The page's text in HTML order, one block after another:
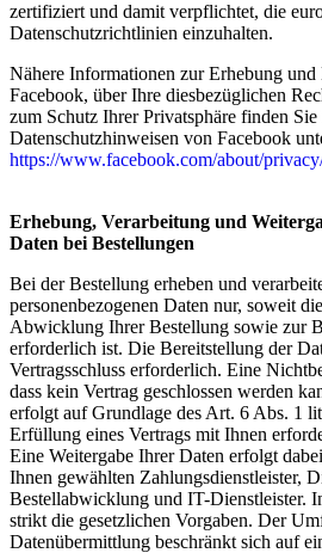
zertifiziert und damit verpflichtet, die
Datenschutzrichtlinien einzuhalten.
Nähere Informationen zur Erhebung
Facebook, über Ihre diesbezüglichen
zum Schutz Ihrer Privatsphäre finden Sie
Datenschutzhinweisen von Facebook
https://www.facebook.com/about/
Erhebung, Verarbeitung und
Daten bei Bestellungen
Bei der Bestellung erheben und
personenbezogenen Daten nur, soweit
Abwicklung Ihrer Bestellung sowie zur
erforderlich ist. Die Bereitstellung der
Vertragsschluss erforderlich. Eine
dass kein Vertrag geschlossen werden
erfolgt auf Grundlage des Art. 6 Abs. 1
Erfüllung eines Vertrags mit Ihnen
Eine Weitergabe Ihrer Daten erfolgt
Ihnen gewählten Zahlungsdienstleister,
Bestellabwicklung und IT-Dienstleister.
strikt die gesetzlichen Vorgaben. Der
Datenübermittlung beschränkt sich auf